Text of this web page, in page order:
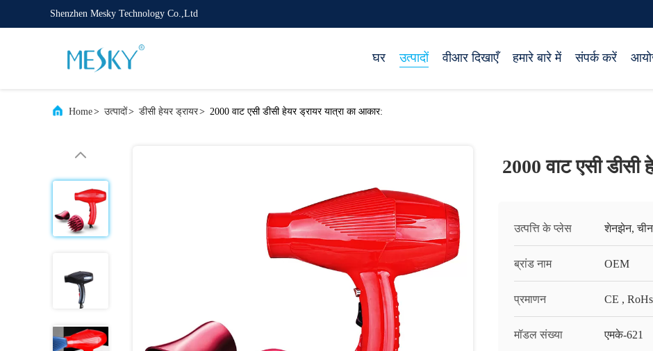
Shenzhen Mesky Technology Co.,Ltd
घर उत्पादों वीआर दिखाएँ हमारे बारे में संपर्क करें
Home> उत्पादों> डीसी हेयर ड्रायर> 2000 वाट एसी डीसी हेयर ड्रायर यात्रा का आकार:
2000 वाट एसी डीसी
उत्पत्ति के प्लेस शेनझेन, चीन
ब्रांड नाम OEM
प्रमाणन CE , RoHs
मॉडल संख्या एमके-621